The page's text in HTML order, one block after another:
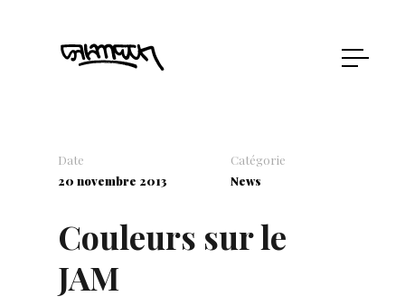
Date
20 novembre 2013
Catégorie
News
Couleurs sur le
JAM